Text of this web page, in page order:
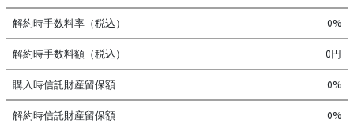
解約時手数料率（税込） 0%
解約時手数料額（税込） 0円
購入時信託財産留保額 0%
解約時信託財産留保額 0%